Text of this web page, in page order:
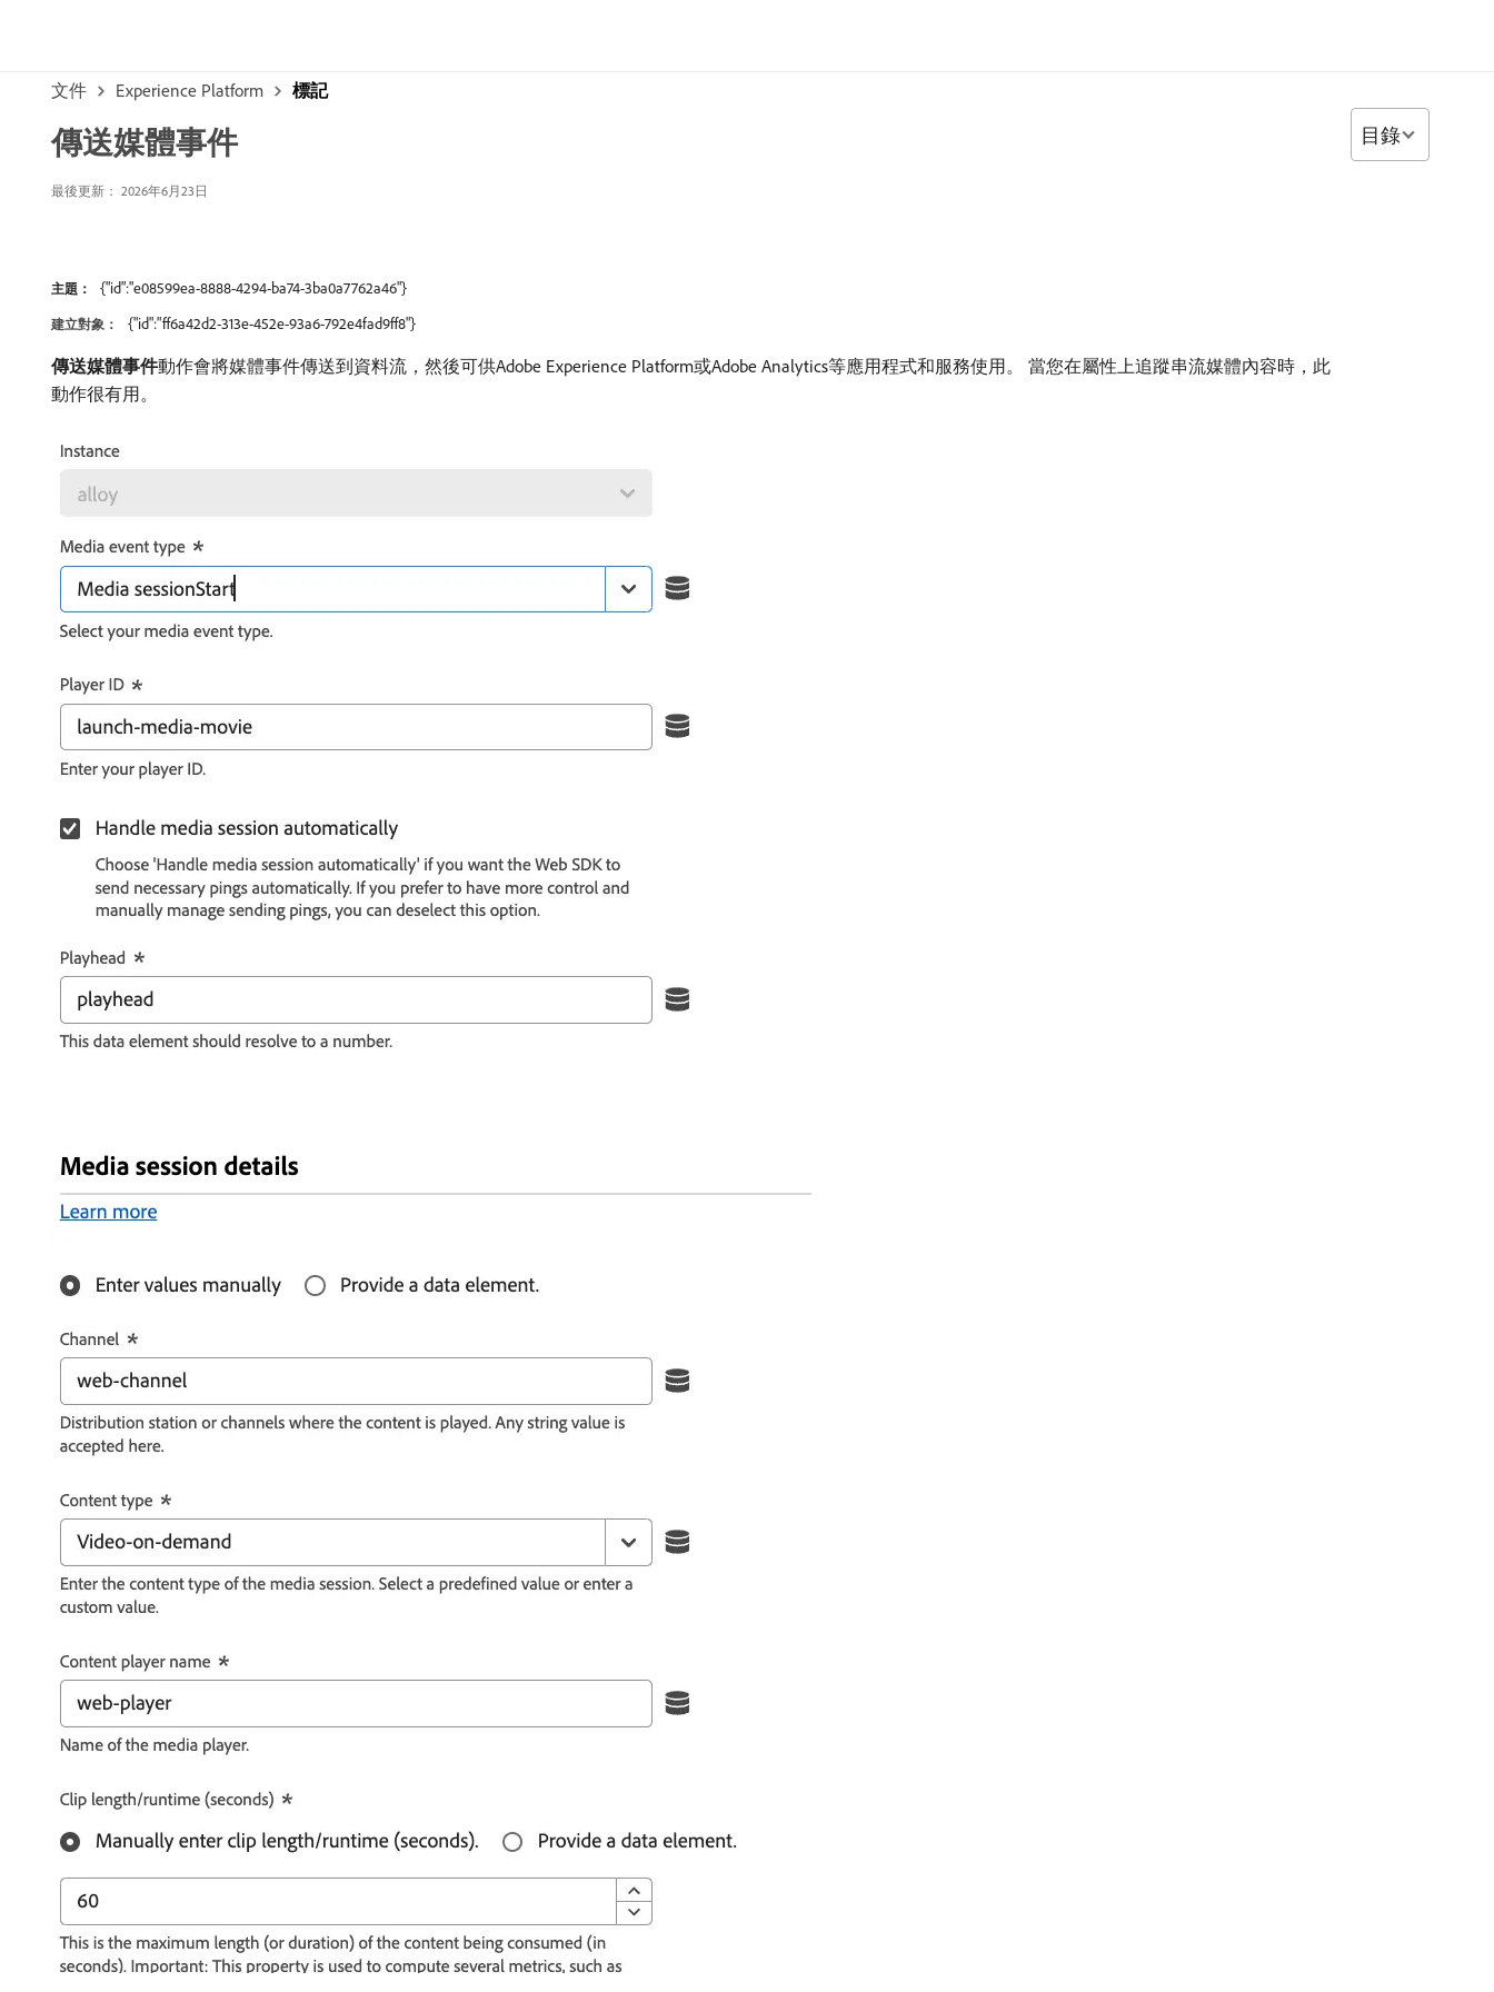
文件 Experience Platform 標記
傳送媒體事件
最後更新： 2026年6月23日
主題： {"id":"e08599ea-8888-4294-ba74-3ba0a7762a46"}
建立對象： {"id":"ff6a42d2-313e-452e-93a6-792e4fad9ff8"}
傳送媒體事件​動作會將媒體事件傳送到資料流，然後可供Adobe Experience Platform或Adobe Analytics等應用程式和服務使用。 當您在屬性上追蹤串流媒體內容時，此
動作很有用。
目錄